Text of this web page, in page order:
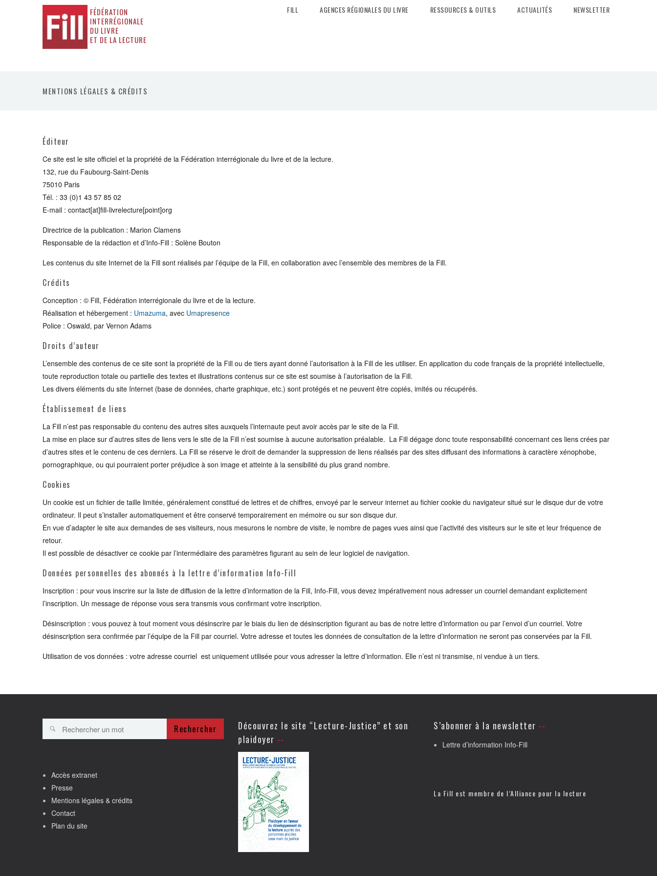
FÉDÉRATION
INTERRÉGIONALE
DU LIVRE
ET DE LA LECTURE
FILL AGENCES RÉGIONALES DU LIVRE RESSOURCES & OUTILS ACTUALITÉS NEWSLETTER
MENTIONS LÉGALES & CRÉDITS
Éditeur
Ce site est le site officiel et la propriété de la Fédération interrégionale du livre et de la lecture.
132, rue du Faubourg-Saint-Denis
75010 Paris
Tél. : 33 (0)1 43 57 85 02
E-mail : contact[at]fill-livrelecture[point]org
Directrice de la publication : Marion Clamens
Responsable de la rédaction et d’Info-Fill : Solène Bouton
Les contenus du site Internet de la Fill sont réalisés par l’équipe de la Fill, en collaboration avec l’ensemble des membres de la Fill.
Crédits
Conception : © Fill, Fédération interrégionale du livre et de la lecture.
Réalisation et hébergement : Umazuma, avec Umapresence
Police : Oswald, par Vernon Adams
Droits d’auteur
L’ensemble des contenus de ce site sont la propriété de la Fill ou de tiers ayant donné l’autorisation à la Fill de les utiliser. En application du code français de la propriété intellectuelle,
toute reproduction totale ou partielle des textes et illustrations contenus sur ce site est soumise à l’autorisation de la Fill.
Les divers éléments du site Internet (base de données, charte graphique, etc.) sont protégés et ne peuvent être copiés, imités ou récupérés.
Établissement de liens
La Fill n’est pas responsable du contenu des autres sites auxquels l’internaute peut avoir accès par le site de la Fill.
La mise en place sur d’autres sites de liens vers le site de la Fill n’est soumise à aucune autorisation préalable. La Fill dégage donc toute responsabilité concernant ces liens crées par
d’autres sites et le contenu de ces derniers. La Fill se réserve le droit de demander la suppression de liens réalisés par des sites diffusant des informations à caractère xénophobe,
pornographique, ou qui pourraient porter préjudice à son image et atteinte à la sensibilité du plus grand nombre.
Cookies
Un cookie est un fichier de taille limitée, généralement constitué de lettres et de chiffres, envoyé par le serveur internet au fichier cookie du navigateur situé sur le disque dur de votre
ordinateur. Il peut s’installer automatiquement et être conservé temporairement en mémoire ou sur son disque dur.
En vue d’adapter le site aux demandes de ses visiteurs, nous mesurons le nombre de visite, le nombre de pages vues ainsi que l’activité des visiteurs sur le site et leur fréquence de
retour.
Il est possible de désactiver ce cookie par l’intermédiaire des paramètres figurant au sein de leur logiciel de navigation.
Données personnelles des abonnés à la lettre d’information Info-Fill
Inscription : pour vous inscrire sur la liste de diffusion de la lettre d’information de la Fill, Info-Fill, vous devez impérativement nous adresser un courriel demandant explicitement
l’inscription. Un message de réponse vous sera transmis vous confirmant votre inscription.
Désinscription : vous pouvez à tout moment vous désinscrire par le biais du lien de désinscription figurant au bas de notre lettre d’information ou par l’envoi d’un courriel. Votre
désinscription sera confirmée par l’équipe de la Fill par courriel. Votre adresse et toutes les données de consultation de la lettre d’information ne seront pas conservées par la Fill.
Utilisation de vos données : votre adresse courriel est uniquement utilisée pour vous adresser la lettre d’information. Elle n’est ni transmise, ni vendue à un tiers.
Rechercher
Accès extranet
Presse
Mentions légales & crédits
Contact
Plan du site
Découvrez le site “Lecture-Justice” et son
plaidoyer
S’abonner à la newsletter
Lettre d’information Info-Fill
La Fill est membre de l’Alliance pour la lecture